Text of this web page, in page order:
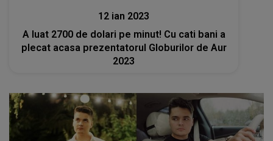
12 ian 2023
A luat 2700 de dolari pe minut! Cu cati bani a
plecat acasa prezentatorul Globurilor de Aur
2023